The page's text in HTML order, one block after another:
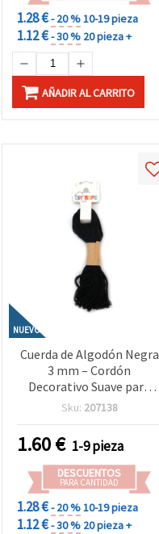
1.28 €- 20 %10-19 pieza
1.12 €- 30 % 20 pieza +
AÑADIR AL CARRITO
NUEVO
Cuerda de Algodón Negra
3 mm – Cordón
Decorativo Suave para
Manualidades ~10 m en
Macramé, Nudos y
Proyectos DIY
Sku: 207138
1.60€ 1-9 pieza
DESCUENTOS
PARA CANTIDAD
1.28 €- 20 %10-19 pieza
1.12 €- 30 % 20 pieza +